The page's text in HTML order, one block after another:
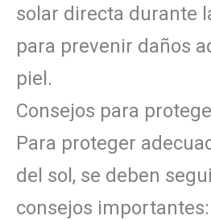
solar directa durante
para prevenir daños
piel.
Consejos para
Para proteger
del sol, se deben
consejos importantes: